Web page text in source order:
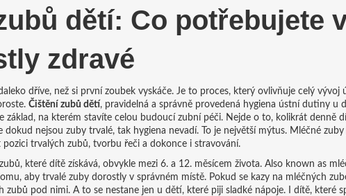
dětí: Co potřebujete
zdravé
dříve, než si první zoubek vyskáče. Je to proces, který ovlivňuje celý
Čištění zubů dětí, pravidelná a správně provedená hygiena ústní dutiny u
základ, na kterém stavíte celou budoucí zubní péči. Nejde o to, kolikrát denně
dokud nejsou zuby trvalé, tak hygiena nevadí. To je největší mýtus. Mléčné
trvalých zubů, tvorbu řeči a dokonce i stravování.
které dítě získává, obvykle mezi 6. a 12. měsícem života. Also known as
aby trvalé zuby dorostly v správném místě. Pokud se kazy na mléčných
zubů pod nimi. A to se nestane jen u dětí, které piji sladké nápoje. I dítě, které